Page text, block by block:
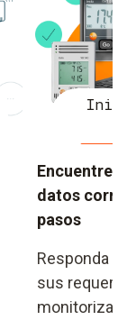
Encuentre
datos
pasos
Responda
sus